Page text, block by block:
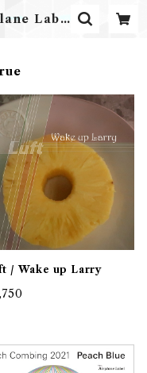
Labe
/ Wake up Larry